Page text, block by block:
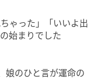
ゃった」「いいよ出
始まりでした
娘のひと言が運命の